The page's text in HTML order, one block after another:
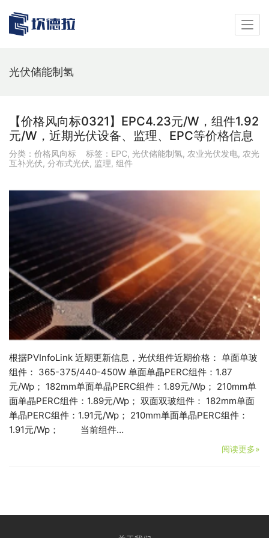
光伏储能制氢
【价格风向标0321】EPC4.23元/W，组件1.92
元/W，近期光伏设备、监理、EPC等价格信息
分类： 价格风向标 标签： EPC, 光伏储能制氢, 农业光伏发电, 农光
互补光伏, 分布式光伏, 监理, 组件
根据PVInfoLink 近期更新信息，光伏组件近期价格： 单面单玻
组件： 365-375/440-450W 单面单晶PERC组件：1.87
元/Wp； 182mm单面单晶PERC组件：1.89元/Wp； 210mm单
面单晶PERC组件：1.89元/Wp； 双面双玻组件： 182mm单面
单晶PERC组件：1.91元/Wp； 210mm单面单晶PERC组件：
1.91元/Wp； 当前组件…
阅读更多»